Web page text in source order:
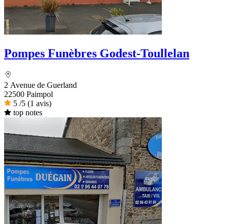
Pompes Funèbres Godest-Toullelan
2 Avenue de Guerland
22500 Paimpol
5 /5 (1 avis)
top notes